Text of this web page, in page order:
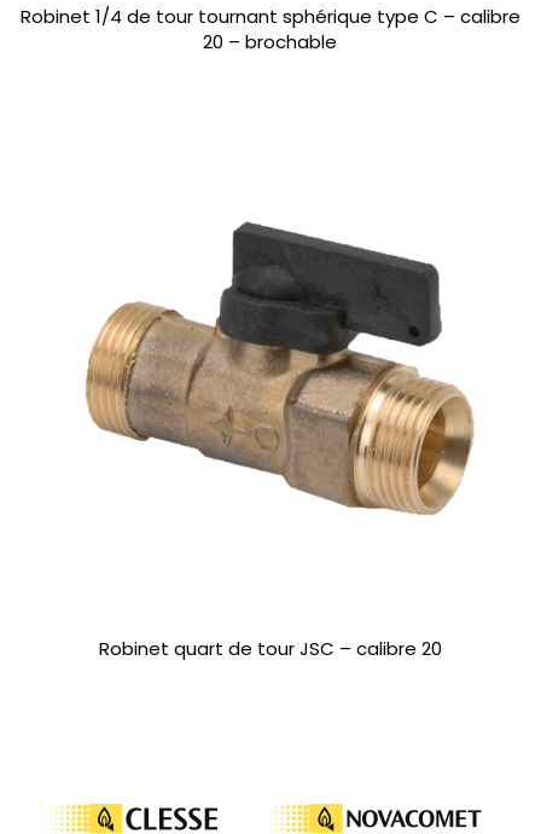
Robinet 1/4 de tour tournant sphérique type C – calibre
20 – brochable
Robinet quart de tour JSC – calibre 20